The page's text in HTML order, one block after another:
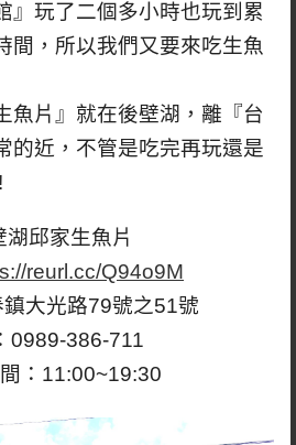
』玩了二個多小時也玩到累
間，所以我們又要來吃生魚
魚片』就在後壁湖，離『台
的近，不管是吃完再玩還是
湖邱家生魚片
reurl.cc/Q94o9M
大光路79號之51號
0989-386-711
：11:00~19:30